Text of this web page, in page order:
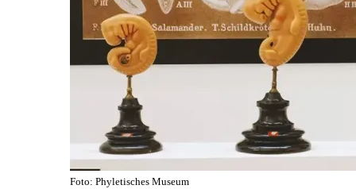
Foto: Phyletisches Museum